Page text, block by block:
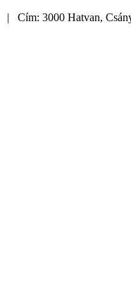
| Cím: 3000 Hatvan,